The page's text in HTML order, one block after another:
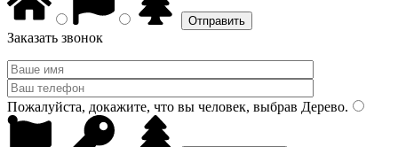
Заказать звонок
Пожалуйста, докажите, что вы человек, выбрав Дерево.